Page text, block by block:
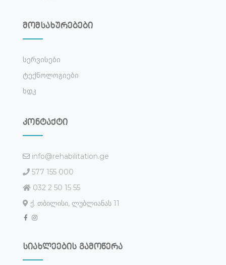
მომსახურებები
Სერვისები
Ტექნოლოგიები
Ხდკ
კონტაქტი
info@rehabilitation.ge
577 155 000
032 2 50 15 55
ქ. თბილისი, ლუბლიანას 11
სიახლეების გამოწერა